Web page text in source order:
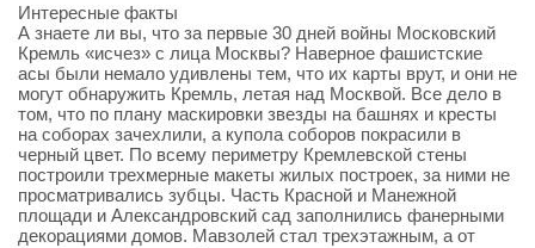
Интересные факты
А знаете ли вы, что за первые 30 дней войны Московский
Кремль «исчез» с лица Москвы? Наверное фашистские
асы были немало удивлены тем, что их карты врут, и они не
могут обнаружить Кремль, летая над Москвой. Все дело в
том, что по плану маскировки звезды на башнях и кресты
на соборах зачехлили, а купола соборов покрасили в
черный цвет. По всему периметру Кремлевской стены
построили трехмерные макеты жилых построек, за ними не
просматривались зубцы. Часть Красной и Манежной
площади и Александровский сад заполнились фанерными
декорациями домов. Мавзолей стал трехэтажным, а от